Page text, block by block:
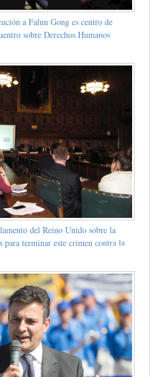
a Falun Gong es centro de
sobre Derechos Humanos
del Reino Unido sobre la
para terminar este crimen contra la